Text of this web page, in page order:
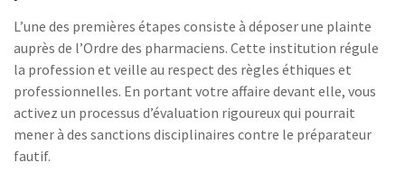
L’une des premières étapes consiste à déposer une plainte
auprès de l’Ordre des pharmaciens. Cette institution régule
la profession et veille au respect des règles éthiques et
professionnelles. En portant votre affaire devant elle, vous
activez un processus d’évaluation rigoureux qui pourrait
mener à des sanctions disciplinaires contre le préparateur
fautif.